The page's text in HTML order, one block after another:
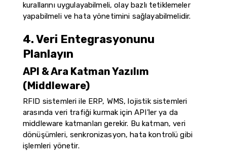
kurallarını uygulayabilmeli, olay bazlı tetiklemeler
yapabilmeli ve hata yönetimini sağlayabilmelidir.
4. Veri Entegrasyonunu
Planlayın
API & Ara Katman Yazılım
(Middleware)
RFID sistemleri ile ERP, WMS, lojistik sistemleri
arasında veri trafiği kurmak için API’ler ya da
middleware katmanları gerekir. Bu katman, veri
dönüşümleri, senkronizasyon, hata kontrolü gibi
işlemleri yönetir.